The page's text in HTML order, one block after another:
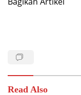
Read Also